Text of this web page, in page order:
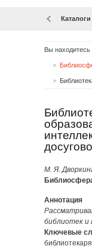
Вы находитесь
М. Я.
Аннотация
библиотек и
Ключевые